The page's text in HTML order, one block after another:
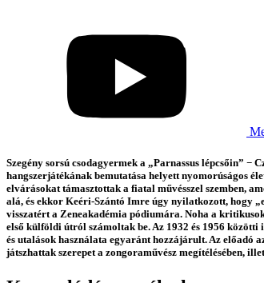
Szegény sorsú csodagyermek a „Parnassus lépcsőin”
hangszerjátékának bemutatása helyett nyomorúságos
elvárásokat támasztottak a fiatal művésszel szemben,
alá, és ekkor Keéri-Szántó Imre úgy nyilatkozott, hogy
visszatért a Zeneakadémia pódiumára. Noha a
első külföldi útról számoltak be. Az 1932 és 1956
és utalások használata egyaránt hozzájárult. Az előadó
játszhattak szerepet a zongoraművész megítélésében,